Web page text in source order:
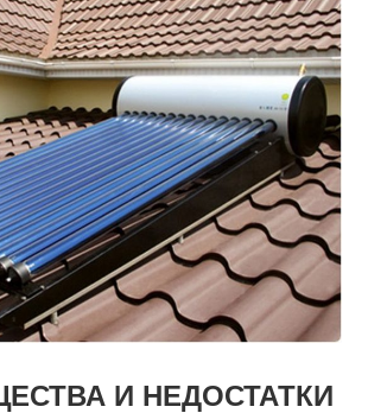
И НЕДОСТАТКИ